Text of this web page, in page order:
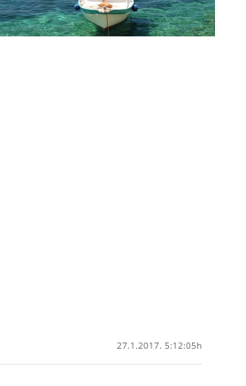
27.1.2017. 5:12:05h